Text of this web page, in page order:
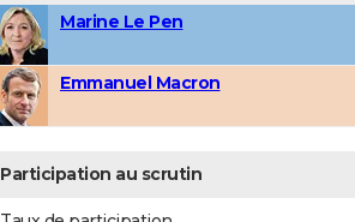
Marine Le Pen
Emmanuel Macron
Participation au scrutin